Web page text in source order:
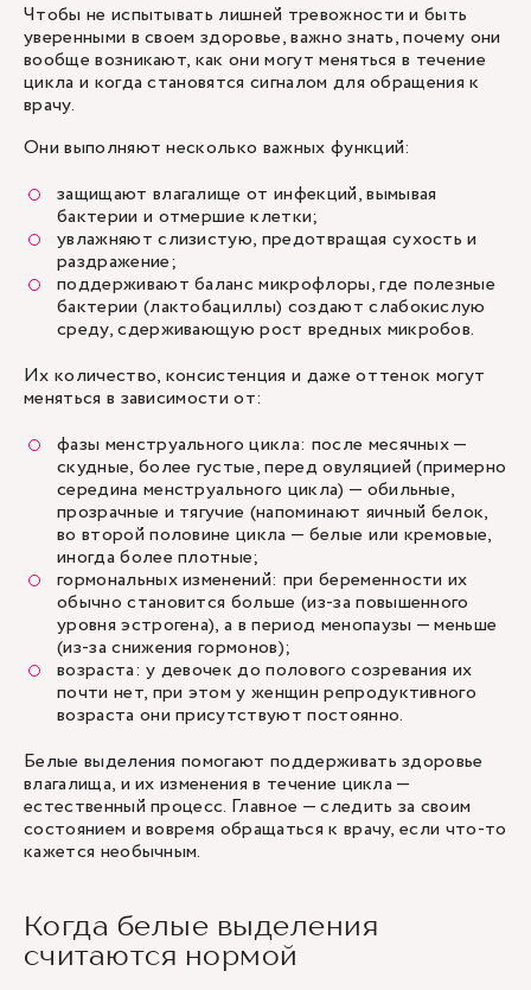
Чтобы не испытывать лишней тревожности и быть
уверенными в своем здоровье, важно знать, почему они
вообще возникают, как они могут меняться в течение
цикла и когда становятся сигналом для обращения к
врачу.
Они выполняют несколько важных функций:
защищают влагалище от инфекций, вымывая
бактерии и отмершие клетки;
увлажняют слизистую, предотвращая сухость и
раздражение;
поддерживают баланс микрофлоры, где полезные
бактерии (лактобациллы) создают слабокислую
среду, сдерживающую рост вредных микробов.
Их количество, консистенция и даже оттенок могут
меняться в зависимости от:
фазы менструального цикла: после месячных —
скудные, более густые, перед овуляцией (примерно
середина менструального цикла) — обильные,
прозрачные и тягучие (напоминают яичный белок,
во второй половине цикла — белые или кремовые,
иногда более плотные;
гормональных изменений: при беременности их
обычно становится больше (из-за повышенного
уровня эстрогена), а в период менопаузы — меньше
(из-за снижения гормонов);
возраста: у девочек до полового созревания их
почти нет, при этом у женщин репродуктивного
возраста они присутствуют постоянно.
Белые выделения помогают поддерживать здоровье
влагалища, и их изменения в течение цикла —
естественный процесс. Главное — следить за своим
состоянием и вовремя обращаться к врачу, если что-то
кажется необычным.
Когда белые выделения
считаются нормой